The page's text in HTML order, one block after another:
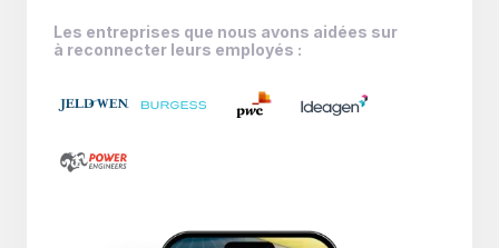
Les entreprises que nous avons aidées sur
à reconnecter leurs employés :